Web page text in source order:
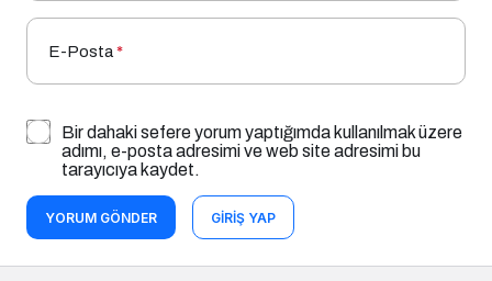
E-Posta*
Bir dahaki sefere yorum yaptığımda kullanılmak üzere
adımı, e-posta adresimi ve web site adresimi bu
tarayıcıya kaydet.
YORUM GÖNDER GIRIŞ YAP